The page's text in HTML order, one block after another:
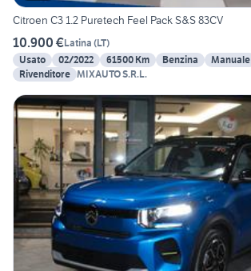
Citroen C3 1.2 Puretech Feel Pack S&S 83CV
10.900 €Latina (LT)
Usato
02/2022 61500 Km Benzina Manuale
Rivenditore MIXAUTO S.R.L.